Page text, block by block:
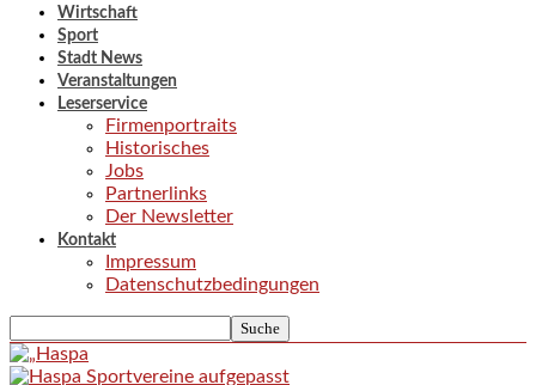
Wirtschaft
Sport
Stadt News
Veranstaltungen
Leserservice
Firmenportraits
Historisches
Jobs
Partnerlinks
Der Newsletter
Kontakt
Impressum
Datenschutzbedingungen